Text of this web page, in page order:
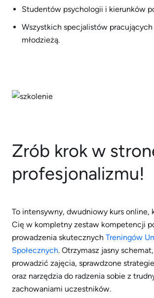
Studentów psychologii i kierunków
Wszystkich specjalistów
młodzieżą.
Zrób krok w
profesjonalizmu!
To intensywny, dwudniowy kurs online,
Cię w kompletny zestaw kompetencji
prowadzenia skutecznych Treningów
Społecznych. Otrzymasz jasny
prowadzić zajęcia, sprawdzone
oraz narzędzia do radzenia sobie z
zachowaniami uczestników.